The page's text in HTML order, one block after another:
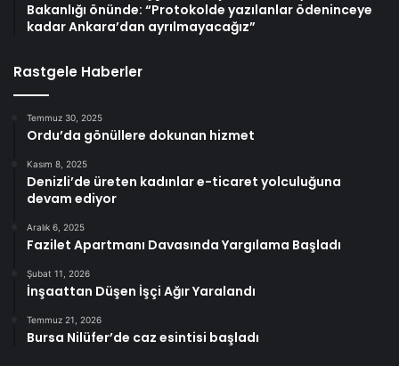
Bakanlığı önünde: “Protokolde yazılanlar ödeninceye
kadar Ankara’dan ayrılmayacağız”
Rastgele Haberler
Temmuz 30, 2025
Ordu’da gönüllere dokunan hizmet
Kasım 8, 2025
Denizli’de üreten kadınlar e-ticaret yolculuğuna
devam ediyor
Aralık 6, 2025
Fazilet Apartmanı Davasında Yargılama Başladı
Şubat 11, 2026
İnşaattan Düşen İşçi Ağır Yaralandı
Temmuz 21, 2026
Bursa Nilüfer’de caz esintisi başladı